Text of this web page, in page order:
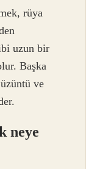
rüya
uzun bir
Başka
ve
neye